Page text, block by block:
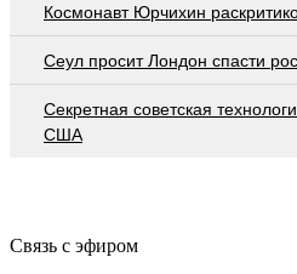
Космонавт Юрчихин
Сеул просит Лондон спасти
Секретная советская
США
Связь с эфиром